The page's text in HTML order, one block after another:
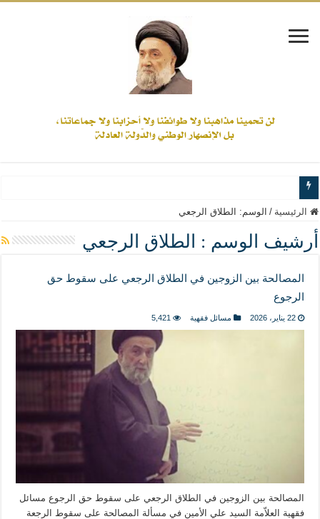
www.alamine.net
مواقف وآراء العلاّمة السيد علي الأمين من الأحداث والقضايا - اضغط للاطلاع
إذا كان التسنن هو الإيمان بسنة رسول الله ( صلى الله عليه وآله) فكلّ
علاقات المذاهب والأديان لا يجوز أن تكون على حساب الأوطان
لن تحمينا مذاهبنا ولا طوائفنا ولا أحزابنا ولا جماعاتنا، بل الإنصهار الوطني والدولة
المذاهب ليست قدرًا لا يمكن تجاوزه
ليست المنفعة تأتي من إسلامية النّظام كما لا تأتي المضرة من مسيحية النظام
نسج العلاقة مع الآخر تكون من خلال منظومة القيم و المبادئ الانسانية التي تجعل
الرئيسية / الوسم: الطلاق الرجعي
أرشيف الوسم : الطلاق الرجعي
المصالحة بين الزوجين في الطلاق الرجعي على سقوط حق
الرجوع
22 يناير، 2026 مسائل فقهية 5,421
المصالحة بين الزوجين في الطلاق الرجعي على سقوط حق الرجوع مسائل
فقهية العلاّمة السيد علي الأمين في مسألة المصالحة على سقوط الرجعة